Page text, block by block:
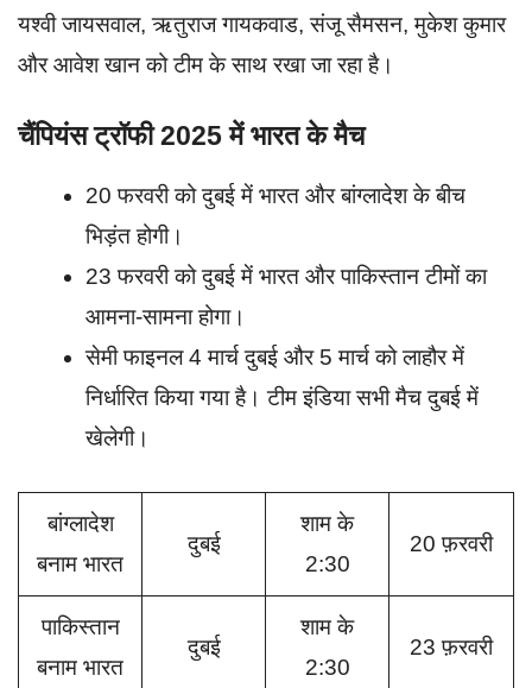
यश्वी जायसवाल, ऋतुराज गायकवाड, संजू सैमसन, मुकेश कुमार
और आवेश खान को टीम के साथ रखा जा रहा है।
चैंपियंस ट्रॉफी 2025 में भारत के मैच
20 फरवरी को दुबई में भारत और बांग्लादेश के बीच
भिड़ंत होगी।
23 फरवरी को दुबई में भारत और पाकिस्तान टीमों का
आमना-सामना होगा।
सेमी फाइनल 4 मार्च दुबई और 5 मार्च को लाहौर में
निर्धारित किया गया है। टीम इंडिया सभी मैच दुबई में
खेलेगी।
बांग्लादेश
बनाम भारत
दुबई
शाम के
2:30
20 फ़रवरी
पाकिस्तान
बनाम भारत
दुबई
शाम के
2:30
23 फ़रवरी